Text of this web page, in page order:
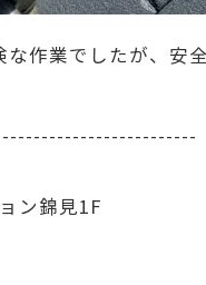
な作業でしたが、安
ン錦見1F